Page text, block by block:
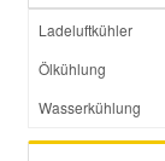
Ladeluftkühler
Ölkühlung
Wasserkühlung